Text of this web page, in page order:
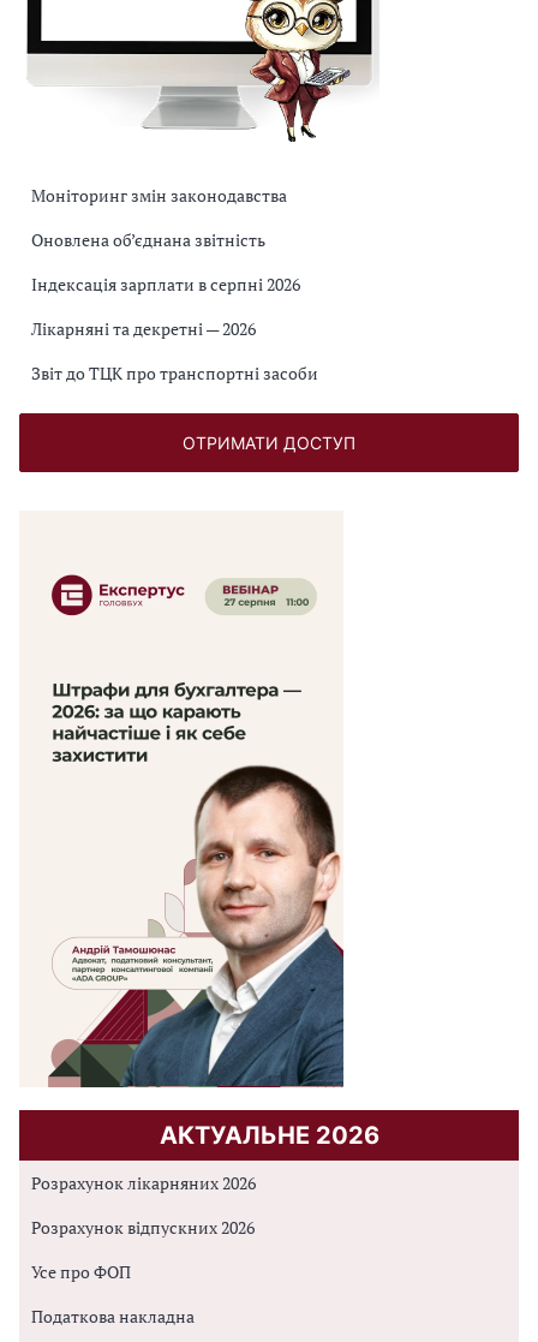
Моніторинг змін законодавства
Оновлена об’єднана звітність
Індексація зарплати в серпні 2026
Лікарняні та декретні — 2026
Звіт до ТЦК про транспортні засоби
ОТРИМАТИ ДОСТУП
АКТУАЛЬНЕ 2026
Розрахунок лікарняних 2026
Розрахунок відпускних 2026
Усе про ФОП
Податкова накладна